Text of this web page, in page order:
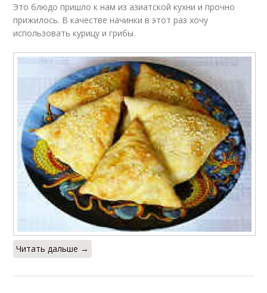
Это блюдо пришло к нам из азиатской кухни и прочно
прижилось. В качестве начинки в этот раз хочу
использовать курицу и грибы.
Читать дальше →